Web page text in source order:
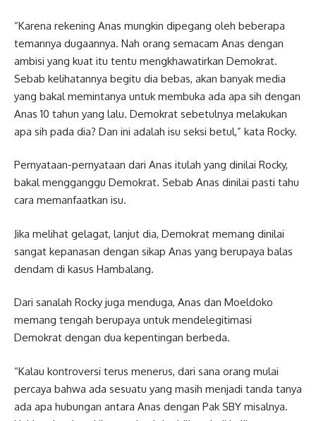
“Karena rekening Anas mungkin dipegang oleh beberapa
temannya dugaannya. Nah orang semacam Anas dengan
ambisi yang kuat itu tentu mengkhawatirkan Demokrat.
Sebab kelihatannya begitu dia bebas, akan banyak media
yang bakal memintanya untuk membuka ada apa sih dengan
Anas 10 tahun yang lalu. Demokrat sebetulnya melakukan
apa sih pada dia? Dan ini adalah isu seksi betul,” kata Rocky.
Pernyataan-pernyataan dari Anas itulah yang dinilai Rocky,
bakal mengganggu Demokrat. Sebab Anas dinilai pasti tahu
cara memanfaatkan isu.
Jika melihat gelagat, lanjut dia, Demokrat memang dinilai
sangat kepanasan dengan sikap Anas yang berupaya balas
dendam di kasus Hambalang.
Dari sanalah Rocky juga menduga, Anas dan Moeldoko
memang tengah berupaya untuk mendelegitimasi
Demokrat dengan dua kepentingan berbeda.
“Kalau kontroversi terus menerus, dari sana orang mulai
percaya bahwa ada sesuatu yang masih menjadi tanda tanya
ada apa hubungan antara Anas dengan Pak SBY misalnya.